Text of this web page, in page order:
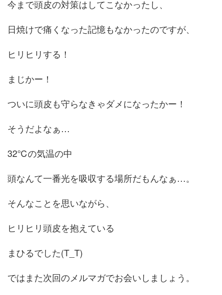
今まで頭皮の対策はしてこなかったし、
日焼けで痛くなった記憶もなかったのですが、
ヒリヒリする！
まじかー！
ついに頭皮も守らなきゃダメになったかー！
そうだよなぁ…
32℃の気温の中
頭なんて一番光を吸収する場所だもんなぁ…。
そんなことを思いながら、
ヒリヒリ頭皮を抱えている
まひるでした(T_T)
ではまた次回のメルマガでお会いしましょう。